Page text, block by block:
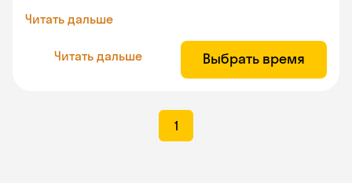
Читать дальше
Читать дальше Выбрать время
1